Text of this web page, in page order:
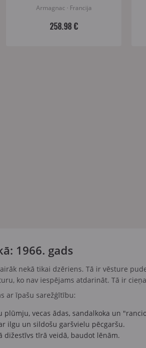
Armagnac · Francija
258.98 €
1966. gads
nekā tikai dzēriens. Tā ir vēsture
ko nav iespējams atdarināt. Tā ir
ar īpašu sarežģītību:
plūmju, vecas ādas, sandalkoka un
ilgu un sildošu garšvielu pēcgaršu.
dižestīvs tīrā veidā, baudot lēnām.